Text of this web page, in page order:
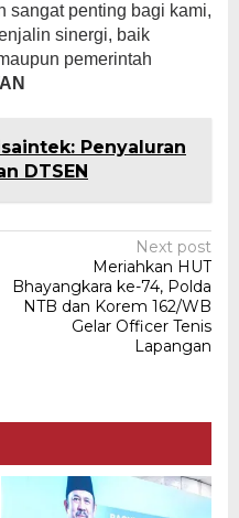
sangat penting bagi kami,
sinergi, baik
pemerintah
Penyaluran
DTSEN
Next post
Meriahkan HUT
Bhayangkara ke-74, Polda
NTB dan Korem 162/WB
Gelar Officer Tenis
Lapangan